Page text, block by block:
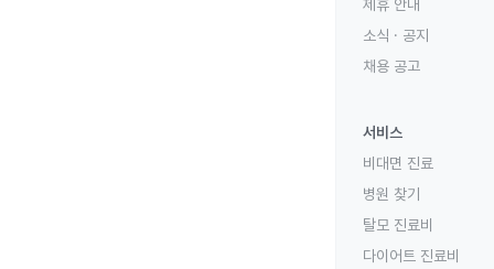
제휴 안내
소식 · 공지
채용 공고
서비스
비대면 진료
병원 찾기
탈모 진료비
다이어트 진료비